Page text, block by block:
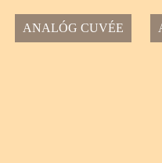
ANALÓG CUVÉE